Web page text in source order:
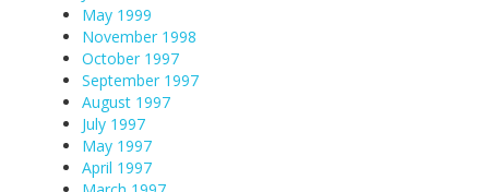
May 1999
November 1998
October 1997
September 1997
August 1997
July 1997
May 1997
April 1997